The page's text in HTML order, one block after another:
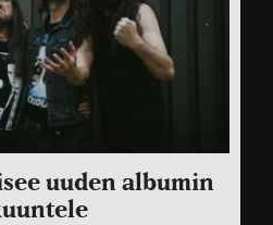
uuden albumin